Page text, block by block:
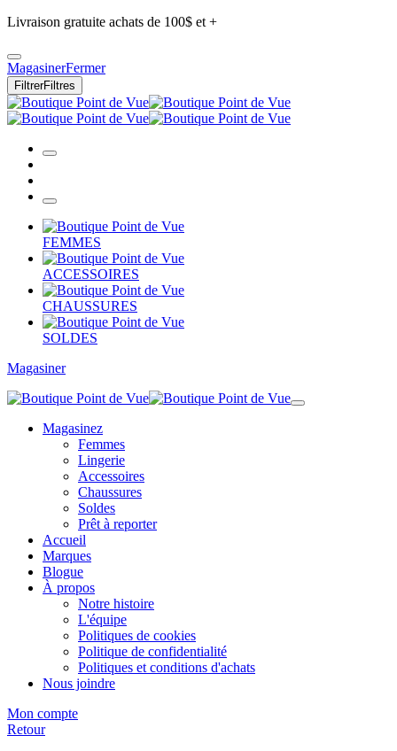
Livraison gratuite achats de 100$ et +
MagasinerFermer
FiltrerFiltres
FEMMES
ACCESSOIRES
CHAUSSURES
SOLDES
Magasiner
Magasinez
Femmes
Lingerie
Accessoires
Chaussures
Soldes
Prêt à reporter
Accueil
Marques
Blogue
À propos
Notre histoire
L'équipe
Politiques de cookies
Politique de confidentialité
Politiques et conditions d'achats
Nous joindre
Mon compte
Retour